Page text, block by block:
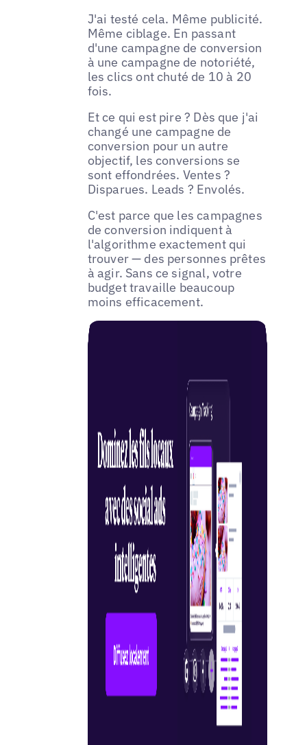
J'ai testé cela. Même publicité.
Même ciblage. En passant
d'une campagne de conversion
à une campagne de notoriété,
les clics ont chuté de 10 à 20
fois.
Et ce qui est pire ? Dès que j'ai
changé une campagne de
conversion pour un autre
objectif, les conversions se
sont effondrées. Ventes ?
Disparues. Leads ? Envolés.
C'est parce que les campagnes
de conversion indiquent à
l'algorithme exactement qui
trouver — des personnes prêtes
à agir. Sans ce signal, votre
budget travaille beaucoup
moins efficacement.